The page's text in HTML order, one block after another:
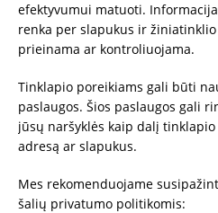
efektyvumui matuoti.
renka per slapukus ir
prieinama ar kontroliuojama.
Tinklapio poreikiams gali būti
paslaugos. Šios paslaugos gali
jūsų naršyklės kaip dalį
adresą ar slapukus.
Mes rekomenduojame
šalių privatumo politikomis: